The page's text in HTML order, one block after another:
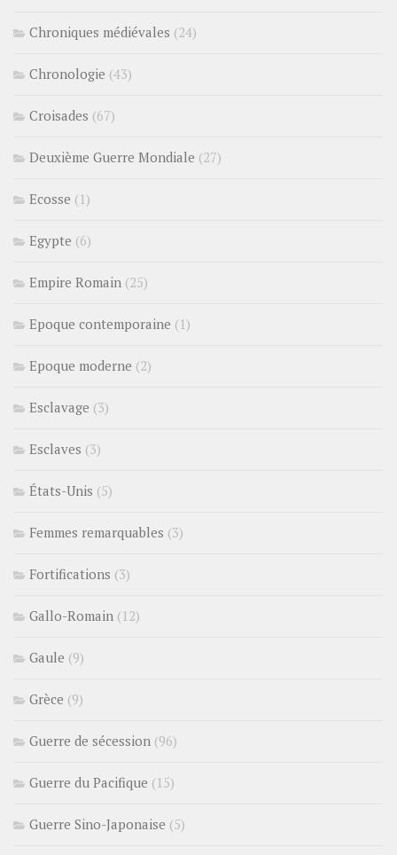
Chroniques médiévales (24)
Chronologie (43)
Croisades (67)
Deuxième Guerre Mondiale (27)
Ecosse (1)
Egypte (6)
Empire Romain (25)
Epoque contemporaine (1)
Epoque moderne (2)
Esclavage (3)
Esclaves (3)
États-Unis (5)
Femmes remarquables (3)
Fortifications (3)
Gallo-Romain (12)
Gaule (9)
Grèce (9)
Guerre de sécession (96)
Guerre du Pacifique (15)
Guerre Sino-Japonaise (5)